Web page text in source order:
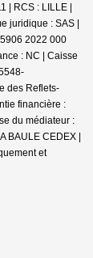
| RCS : LILLE |
juridique : SAS |
2022 000
: NC | Caisse
des Reflets-
financière :
du médiateur :
BAULE CEDEX |
et